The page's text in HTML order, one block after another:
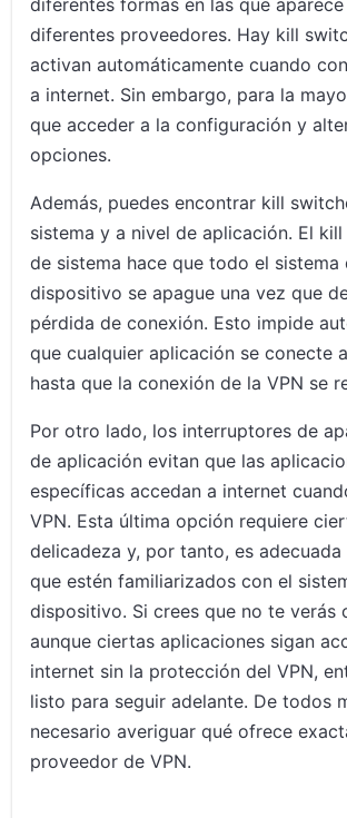
diferentes proveedores. Hay kill
activan automáticamente cuando
a internet. Sin embargo, para la
que acceder a la configuración y
opciones.
Además, puedes encontrar kill
sistema y a nivel de aplicación. El
de sistema hace que todo el sistema
dispositivo se apague una vez que
pérdida de conexión. Esto impide
que cualquier aplicación se conecte
hasta que la conexión de la VPN se
Por otro lado, los interruptores de
de aplicación evitan que las
específicas accedan a internet
VPN. Esta última opción requiere
delicadeza y, por tanto, es adecuada
que estén familiarizados con el
dispositivo. Si crees que no te verás
aunque ciertas aplicaciones sigan
internet sin la protección del VPN,
listo para seguir adelante. De todos
necesario averiguar qué ofrece
proveedor de VPN.